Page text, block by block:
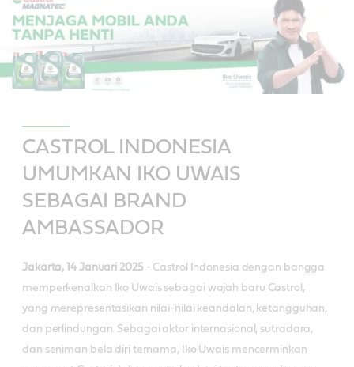
CASTROL INDONESIA
UMUMKAN IKO UWAIS
SEBAGAI BRAND
AMBASSADOR
Jakarta, 14 Januari 2025 - Castrol Indonesia dengan bangga
memperkenalkan Iko Uwais sebagai wajah baru Castrol,
yang merepresentasikan nilai-nilai keandalan, ketangguhan,
dan perlindungan. Sebagai aktor internasional, sutradara,
dan seniman bela diri ternama, Iko Uwais mencerminkan